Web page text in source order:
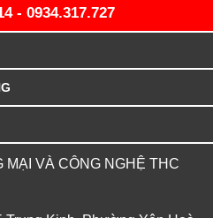
- 0934.317.727
VÀ CÔNG NGHỆ THC